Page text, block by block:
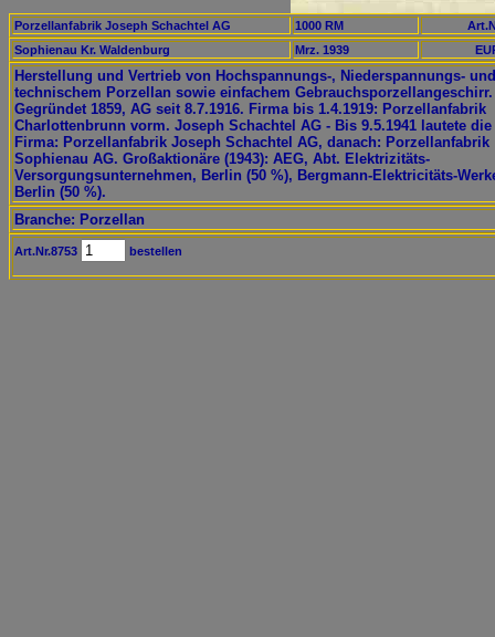
Porzellanfabrik Joseph Schachtel AG 1000 RM
Sophienau Kr. Waldenburg
Mrz. 1939
Herstellung und Vertrieb von Hochspannungs-, Niederspannungs- und
technischem Porzellan sowie einfachem Gebrauchsporzellangeschirr.
Gegründet 1859, AG seit 8.7.1916. Firma bis 1.4.1919: Porzellanfabrik
Charlottenbrunn vorm. Joseph Schachtel AG - Bis 9.5.1941 lautete die
Firma: Porzellanfabrik Joseph Schachtel AG, danach: Porzellanfabrik
Sophienau AG. Großaktionäre (1943): AEG, Abt. Elektrizitäts-
Versorgungsunternehmen, Berlin (50 %), Bergmann-Elektricitäts-
Berlin (50 %).
Branche: Porzellan
Art.Nr.8753 bestellen